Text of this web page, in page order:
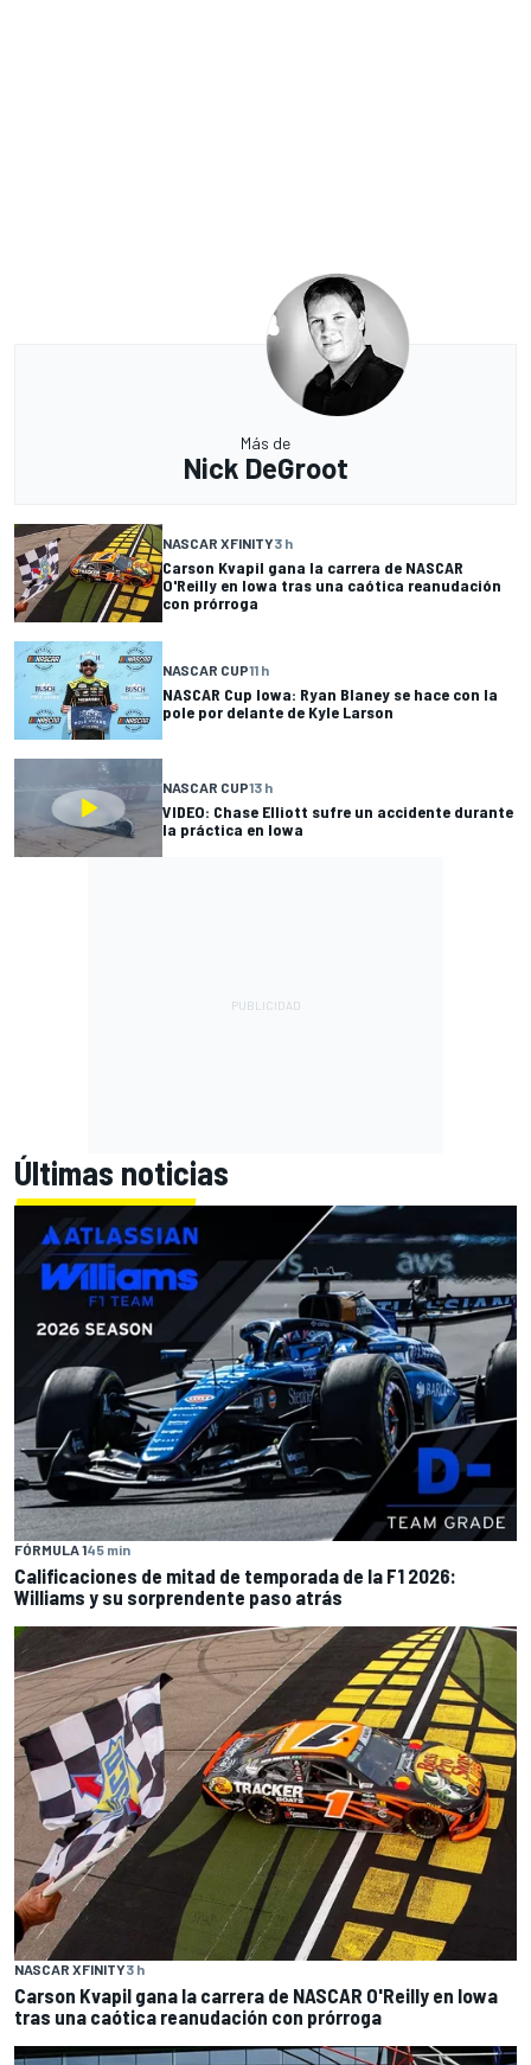
Más de
Nick DeGroot
NASCAR XFINITY3 h
Carson Kvapil gana la carrera de NASCAR
O'Reilly en Iowa tras una caótica reanudación
con prórroga
NASCAR CUP11 h
NASCAR Cup Iowa: Ryan Blaney se hace con la
pole por delante de Kyle Larson
NASCAR CUP13 h
VIDEO: Chase Elliott sufre un accidente durante
la práctica en Iowa
Últimas noticias
FÓRMULA 145 min
Calificaciones de mitad de temporada de la F1 2026:
Williams y su sorprendente paso atrás
NASCAR XFINITY3 h
Carson Kvapil gana la carrera de NASCAR O'Reilly en Iowa
tras una caótica reanudación con prórroga